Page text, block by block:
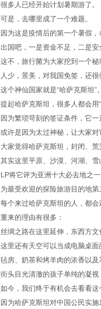
很多人已经开始计划暑期游了。
可是，去哪里成了一个难题。
因为这是疫情后的第一个暑假
出国吧，一是资金不足，二是安
这不，旅行菌为大家挖到一个秘
人少，景美，对我国免签，还很
这个神仙国家就是“哈萨克斯坦”。
提起哈萨克斯坦，很多人都会用“
因为繁琐苛刻的签证条件，它
或许是因为太过神秘，让大家对
大家觉得哈萨克斯坦，封闭、荒
其实这里平原、沙漠、河湖、
LP将它评为亚洲十大必去地之
为最受欢迎的探险旅游目的地第
每个来过哈萨克斯坦的人，都
重来的理由有很多：
丝绸之路在这里延伸，东西方
这里还有天空可以当成电脑桌面
毡房、奶茶和烤羊肉的浓香以
街头目光清澈的孩子单纯的凝
如今，我们终于有机会去看看这
因为哈萨克斯坦对中国公民实施